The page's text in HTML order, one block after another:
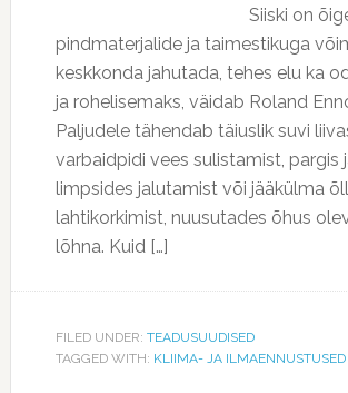
Siiski on
pindmaterjalide ja taimestikuga
keskkonda jahutada, tehes elu ka
ja rohelisemaks, väidab Roland
Paljudele tähendab täiuslik suvi
varbaidpidi vees sulistamist, pargis
limpsides jalutamist või jääkülma
lahtikorkimist, nuusutades õhus
lõhna. Kuid […]
FILED UNDER: TEADUSUUDISED
TAGGED WITH: KLIIMA- JA ILMAENNUSTUSED